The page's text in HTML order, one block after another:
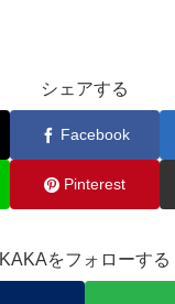
シェアする
Facebook
Pinterest
KAKAをフォローする